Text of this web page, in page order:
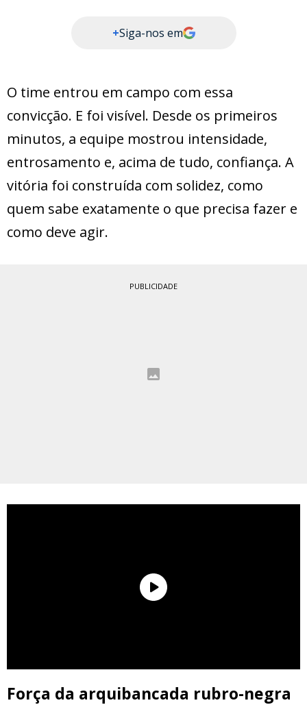
+Siga-nos em
O time entrou em campo com essa
convicção. E foi visível. Desde os primeiros
minutos, a equipe mostrou intensidade,
entrosamento e, acima de tudo, confiança. A
vitória foi construída com solidez, como
quem sabe exatamente o que precisa fazer e
como deve agir.
PUBLICIDADE
Força da arquibancada rubro-negra